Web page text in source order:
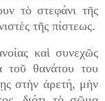
τὸ στεφάνι τῆς
τῆς πίστεως.
καὶ συνεχῶς
τοῦ θανάτου του
στὴν ἀρετή, μὴν